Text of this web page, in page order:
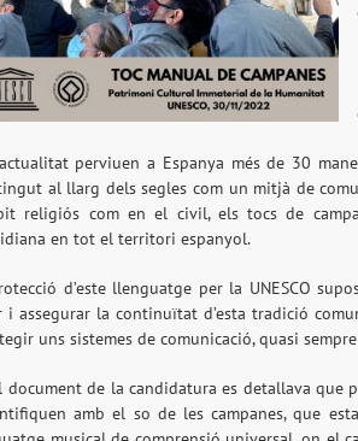
perviuen a Espanya més de 30
al llarg dels segles com un mitjà de
religiós com en el civil, els tocs de
en tot el territori espanyol.
d’este llenguatge per la UNESCO
i assegurar la continuïtat d’esta tradició
uns sistemes de comunicació, quasi
document de la candidatura es detallava que
amb el so de les campanes, que